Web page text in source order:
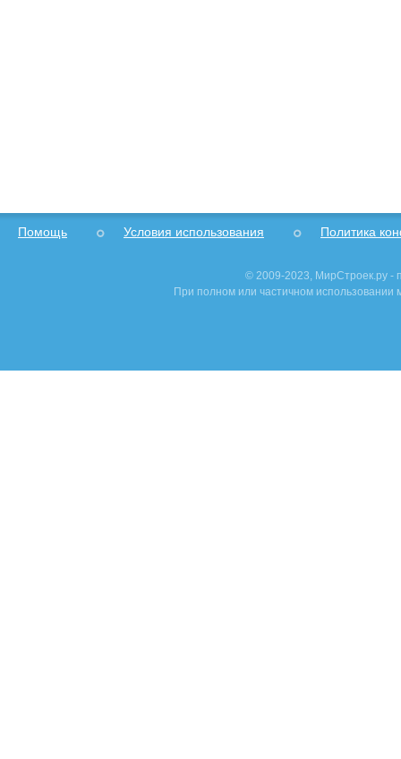
Помощь Условия использования Политика
© 2009-2023, МирСтроек.ру -
При полном или частичном использовании